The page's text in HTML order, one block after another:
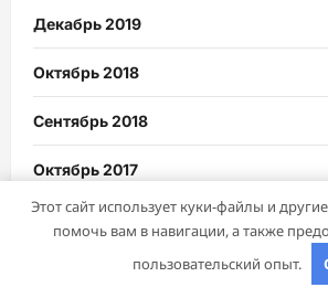
Декабрь 2019
Октябрь 2018
Сентябрь 2018
Октябрь 2017
Июнь 2017
Этот сайт использует куки-файлы и
помочь вам в навигации, а также
пользовательский опыт.